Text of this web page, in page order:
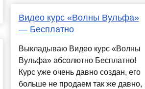
Видео курс «Волны Вульфа»
— Бесплатно
Выкладываю Видео курс «Волны
Вульфа» абсолютно Бесплатно!
Курс уже очень давно создан, его
больше не продаем так же давно,